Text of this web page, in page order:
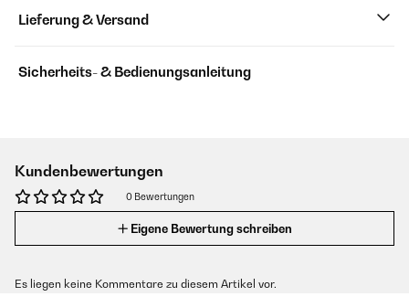
Lieferung & Versand
Sicherheits- & Bedienungsanleitung
Kundenbewertungen
0 Bewertungen
Eigene Bewertung schreiben
Es liegen keine Kommentare zu diesem Artikel vor.